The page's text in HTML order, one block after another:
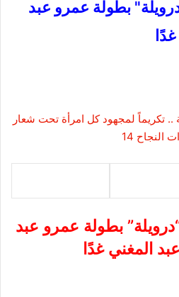
بطولة عمرو عبد
بطولة عمرو عبد
المغني غدًا